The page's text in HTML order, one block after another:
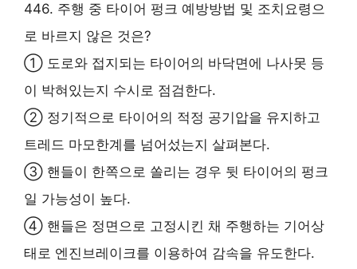
446. 주행 중 타이어 펑크 예방방법 및 조치요령으
로 바르지 않은 것은?
① 도로와 접지되는 타이어의 바닥면에 나사못 등
이 박혀있는지 수시로 점검한다.
② 정기적으로 타이어의 적정 공기압을 유지하고
트레드 마모한계를 넘어섰는지 살펴본다.
③ 핸들이 한쪽으로 쏠리는 경우 뒷 타이어의 펑크
일 가능성이 높다.
④ 핸들은 정면으로 고정시킨 채 주행하는 기어상
태로 엔진브레이크를 이용하여 감속을 유도한다.